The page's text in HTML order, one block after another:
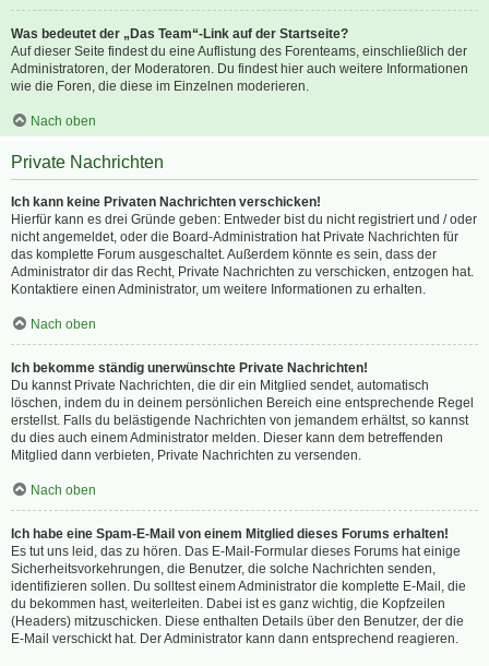
Was bedeutet der „Das Team“-Link auf der Startseite?
Auf dieser Seite findest du eine Auflistung des Forenteams, einschließlich der
Administratoren, der Moderatoren. Du findest hier auch weitere Informationen
wie die Foren, die diese im Einzelnen moderieren.
Nach oben
Private Nachrichten
Ich kann keine Privaten Nachrichten verschicken!
Hierfür kann es drei Gründe geben: Entweder bist du nicht registriert und / oder
nicht angemeldet, oder die Board-Administration hat Private Nachrichten für
das komplette Forum ausgeschaltet. Außerdem könnte es sein, dass der
Administrator dir das Recht, Private Nachrichten zu verschicken, entzogen hat.
Kontaktiere einen Administrator, um weitere Informationen zu erhalten.
Nach oben
Ich bekomme ständig unerwünschte Private Nachrichten!
Du kannst Private Nachrichten, die dir ein Mitglied sendet, automatisch
löschen, indem du in deinem persönlichen Bereich eine entsprechende Regel
erstellst. Falls du belästigende Nachrichten von jemandem erhältst, so kannst
du dies auch einem Administrator melden. Dieser kann dem betreffenden
Mitglied dann verbieten, Private Nachrichten zu versenden.
Nach oben
Ich habe eine Spam-E-Mail von einem Mitglied dieses Forums erhalten!
Es tut uns leid, das zu hören. Das E-Mail-Formular dieses Forums hat einige
Sicherheitsvorkehrungen, die Benutzer, die solche Nachrichten senden,
identifizieren sollen. Du solltest einem Administrator die komplette E-Mail, die
du bekommen hast, weiterleiten. Dabei ist es ganz wichtig, die Kopfzeilen
(Headers) mitzuschicken. Diese enthalten Details über den Benutzer, der die
E-Mail verschickt hat. Der Administrator kann dann entsprechend reagieren.